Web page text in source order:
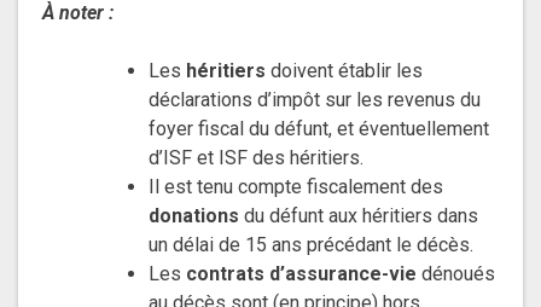
À noter :
Les héritiers doivent établir les
déclarations d’impôt sur les revenus du
foyer fiscal du défunt, et éventuellement
d’ISF et ISF des héritiers.
Il est tenu compte fiscalement des
donations du défunt aux héritiers dans
un délai de 15 ans précédant le décès.
Les contrats d’assurance-vie dénoués